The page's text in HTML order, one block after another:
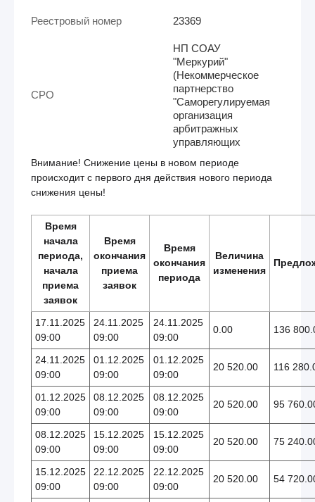
Реестровый номер 23369
СРО
НП СОАУ
"Меркурий"
(Некоммерческое
партнерство
"Саморегулируемая
организация
арбитражных
управляющих
Внимание! Снижение цены в новом периоде
происходит с первого дня действия нового периода
снижения цены!
Время
начала
периода,
начала
приема
заявок
Время
окончания
приема
заявок
Время
окончания
периода
Величина
изменения
17.11.2025
09:00
24.11.2025
09:00
24.11.2025
09:00
0.00 136
24.11.2025
09:00
01.12.2025
09:00
01.12.2025
09:00
20 520.00 116
01.12.2025
09:00
08.12.2025
09:00
08.12.2025
09:00
20 520.00 95
08.12.2025
09:00
15.12.2025
09:00
15.12.2025
09:00
20 520.00 75
15.12.2025
09:00
22.12.2025
09:00
22.12.2025
09:00
20 520.00 54